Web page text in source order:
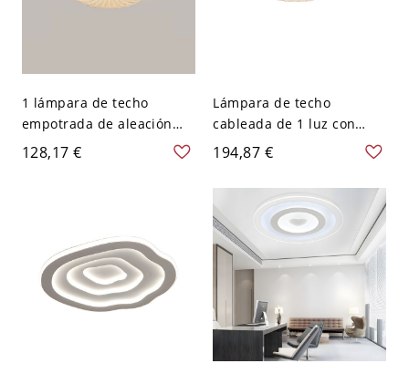
1 lámpara de techo
empotrada de aleación
ligera con cableado fijo y
pantalla vitrificada - 110 A
128,17 €
Lámpara de techo
cableada de 1 luz con
pantalla escolar de vidrio
vitrificado - 110 A 120 V
30,48 cm
194,87 €